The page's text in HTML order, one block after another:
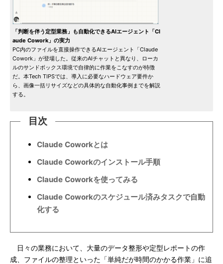
「判断を伴う定型業務」も自動化できるAIエージェント「Cl
aude Cowork」の実力
PC内のファイルを直接操作できるAIエージェント「Claude
Cowork」が登場した。従来のAIチャットと異なり、ローカ
ルのサンドボックス環境で自律的に作業をこなすのが特徴
だ。本Tech TIPSでは、導入に必要なハードウェア要件か
ら、画像一括リサイズなどの具体的な自動化事例までを解説
する。
目次
Claude Coworkとは
Claude Coworkのインストール手順
Claude Coworkを使ってみる
Claude Coworkのスケジュール済みタスクで自動
化する
日々の業務において、大量のデータ整形や定型レポートの作
成、ファイルの整理といった「単純だが時間のかかる作業」に追